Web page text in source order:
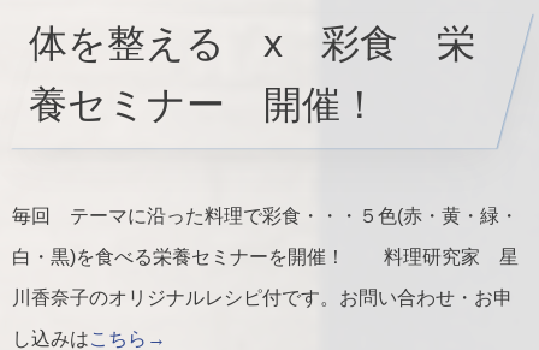
体を整える x 彩食 栄
養セミナー 開催！
毎回 テーマに沿った料理で彩食・・・５色(赤・黄・緑・
白・黒)を食べる栄養セミナーを開催！ 料理研究家 星
川香奈子のオリジナルレシピ付です。お問い合わせ・お申
し込みはこちら→